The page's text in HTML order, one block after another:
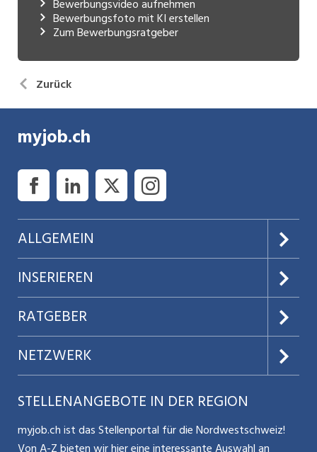
Bewerbungsvideo aufnehmen
Bewerbungsfoto mit KI erstellen
Zum Bewerbungsratgeber
Zurück
myjob.ch
ALLGEMEIN
Über uns
AGB
Datenschutz
Nutzungsbedingungen
Glossar
Kontakt
INSERIEREN
Preise & Leistungen
Jobs verwalten
Benutzermanual
Bewerber-Cockpit
RATGEBER
Teilzeit / Flexible Arbeitsmodelle
NETZWERK
Aargauerzeitung.ch
CH Media
STELLENANGEBOTE IN DER REGION
myjob.ch ist das Stellenportal für die Nordwestschweiz!